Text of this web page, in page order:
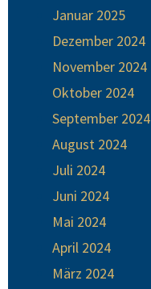
Januar 2025
Dezember 2024
November 2024
Oktober 2024
September 2024
August 2024
Juli 2024
Juni 2024
Mai 2024
April 2024
März 2024